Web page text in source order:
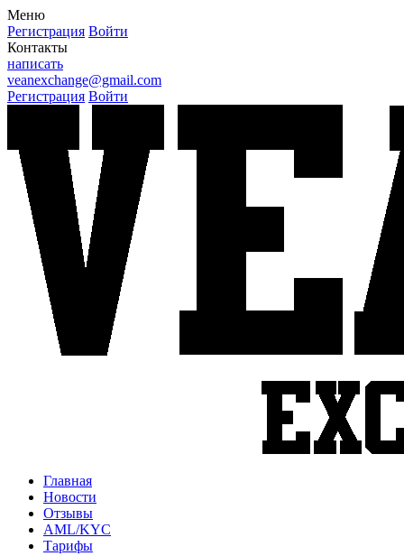
Меню
Регистрация Войти
Контакты
написать
veanexchange@gmail.com
Регистрация Войти
Главная
Новости
Отзывы
AML/KYC
Тарифы